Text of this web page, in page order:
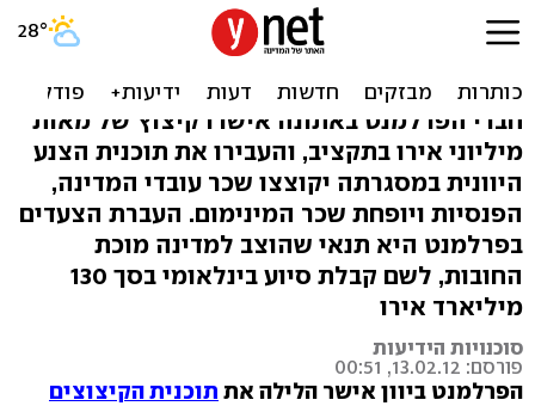
בצל ההפגנות: הפרלמנט ביוון
אישר תוכנית הצנע
חברי הפרלמנט באתונה אישרו קיצוץ של מאות
מיליוני אירו בתקציב, והעבירו את תוכנית הצנע
היוונית במסגרתה יקוצצו שכר עובדי המדינה,
הפנסיות ויופחת שכר המינימום. העברת הצעדים
בפרלמנט היא תנאי שהוצב למדינה מוכת
החובות, לשם קבלת סיוע בינלאומי בסך 130
מיליארד אירו
סוכנויות הידיעות
פורסם: 13.02.12, 00:51
הפרלמנט ביוון אישר הלילה את תוכנית הקיצוצים